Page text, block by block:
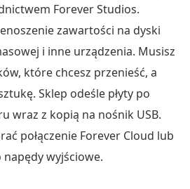
Forever Studios.
zawartości na dyski
i inne urządzenia. Musisz
które chcesz przenieść, a
Sklep odeśle płyty po
wraz z kopią na nośnik USB.
połączenie Forever Cloud lub
napędy wyjściowe.